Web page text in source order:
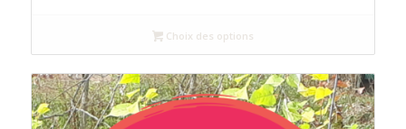
prix :
10,00 $
à
50,00 $
Choix des options